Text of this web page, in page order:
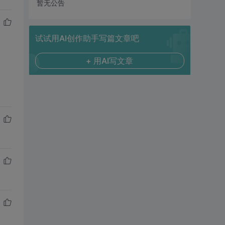
暂无公告
试试用AI创作助手写篇文章吧
+ 用AI写文章